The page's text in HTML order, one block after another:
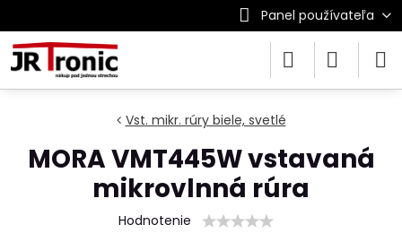
Panel používateľa
Vst. mikr. rúry biele, svetlé
MORA VMT445W vstavaná
mikrovlnná rúra
Hodnotenie